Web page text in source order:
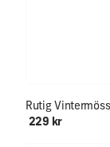
Rutig
229 kr